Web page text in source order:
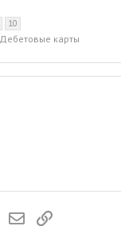
10
Дебетовые карты
WhatsAppЭлектронная почта